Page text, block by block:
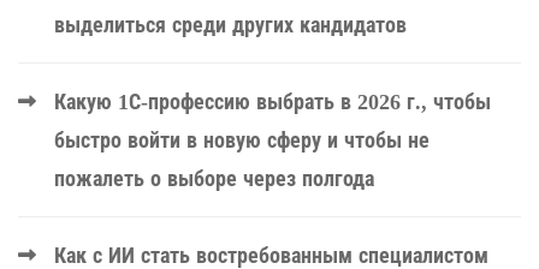
выделиться среди других кандидатов
Какую 1С-профессию выбрать в 2026 г., чтобы
быстро войти в новую сферу и чтобы не
пожалеть о выборе через полгода
Как с ИИ стать востребованным специалистом